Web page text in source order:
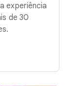
experiência
de 30